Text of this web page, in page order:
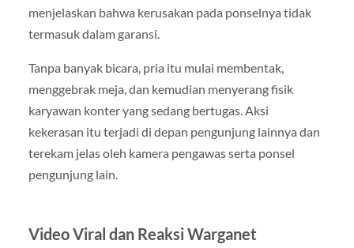
menjelaskan bahwa kerusakan pada ponselnya tidak
termasuk dalam garansi.
Tanpa banyak bicara, pria itu mulai membentak,
menggebrak meja, dan kemudian menyerang fisik
karyawan konter yang sedang bertugas. Aksi
kekerasan itu terjadi di depan pengunjung lainnya dan
terekam jelas oleh kamera pengawas serta ponsel
pengunjung lain.
Video Viral dan Reaksi Warganet